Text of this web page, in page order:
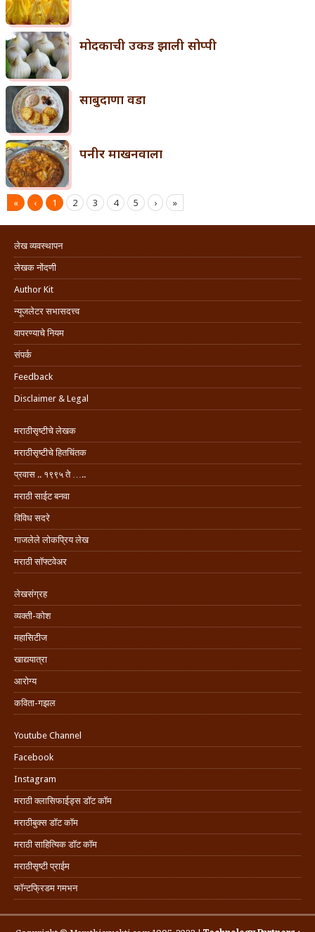
मोदकाची उकड झाली सोप्पी
साबुदाणा वडा
पनीर माखनवाला
« ‹ 1 2 3 4 5 › »
लेख व्यवस्थापन
लेखक नोंदणी
Author Kit
न्यूजलेटर सभासदत्त्व
वापरण्याचे नियम
संपर्क
Feedback
Disclaimer & Legal
मराठीसृष्टीचे लेखक
मराठीसृष्टीचे हितचिंतक
प्रवास .. १९९५ ते …..
मराठी साईट बनवा
विविध सदरे
गाजलेले लोकप्रिय लेख
मराठी सॉफ्टवेअर
लेखसंग्रह
व्यक्ती-कोश
महासिटीज
खाद्ययात्रा
आरोग्य
कविता-गझल
Youtube Channel
Facebook
Instagram
मराठी क्लासिफाईड्स डॉट कॉम
मराठीबुक्स डॉट कॉम
मराठी साहित्यिक डॉट कॉम
मराठीसृष्टी प्राईम
फॉन्टफ्रिडम गमभन